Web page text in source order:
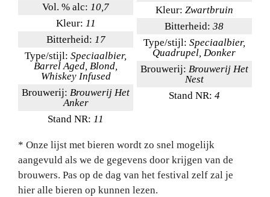
Vol. % alc: 10,7
Kleur: 11
Bitterheid: 17
Type/stijl: Speciaalbier,
Barrel Aged, Blond,
Whiskey Infused
Brouwerij: Brouwerij Het
Anker
Stand NR: 11
Kleur: Zwartbruin
Bitterheid: 38
Type/stijl: Speciaalbier,
Quadrupel, Donker
Brouwerij: Brouwerij Het
Nest
Stand NR: 4
* Onze lijst met bieren wordt zo snel mogelijk
aangevuld als we de gegevens door krijgen van de
brouwers. Pas op de dag van het festival zelf zal je
hier alle bieren op kunnen lezen.